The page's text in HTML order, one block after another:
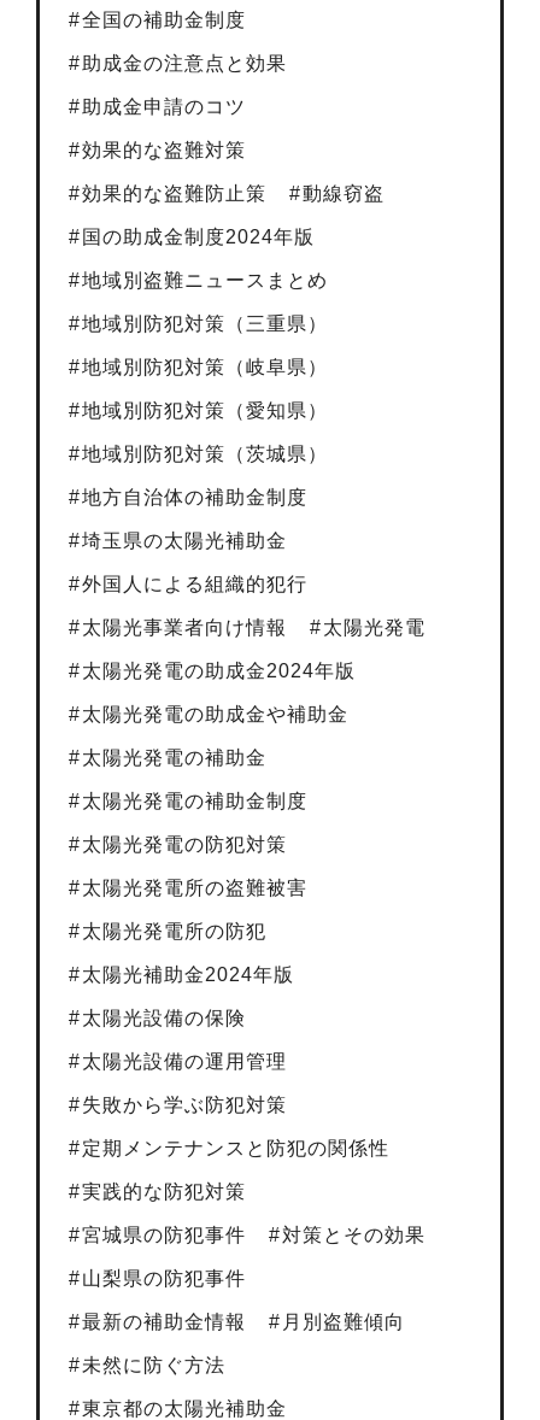
全国の補助金制度
助成金の注意点と効果
助成金申請のコツ
効果的な盗難対策
効果的な盗難防止策 動線窃盗
国の助成金制度2024年版
地域別盗難ニュースまとめ
地域別防犯対策（三重県）
地域別防犯対策（岐阜県）
地域別防犯対策（愛知県）
地域別防犯対策（茨城県）
地方自治体の補助金制度
埼玉県の太陽光補助金
外国人による組織的犯行
太陽光事業者向け情報 太陽光発電
太陽光発電の助成金2024年版
太陽光発電の助成金や補助金
太陽光発電の補助金
太陽光発電の補助金制度
太陽光発電の防犯対策
太陽光発電所の盗難被害
太陽光発電所の防犯
太陽光補助金2024年版
太陽光設備の保険
太陽光設備の運用管理
失敗から学ぶ防犯対策
定期メンテナンスと防犯の関係性
実践的な防犯対策
宮城県の防犯事件 対策とその効果
山梨県の防犯事件
最新の補助金情報 月別盗難傾向
未然に防ぐ方法
東京都の太陽光補助金